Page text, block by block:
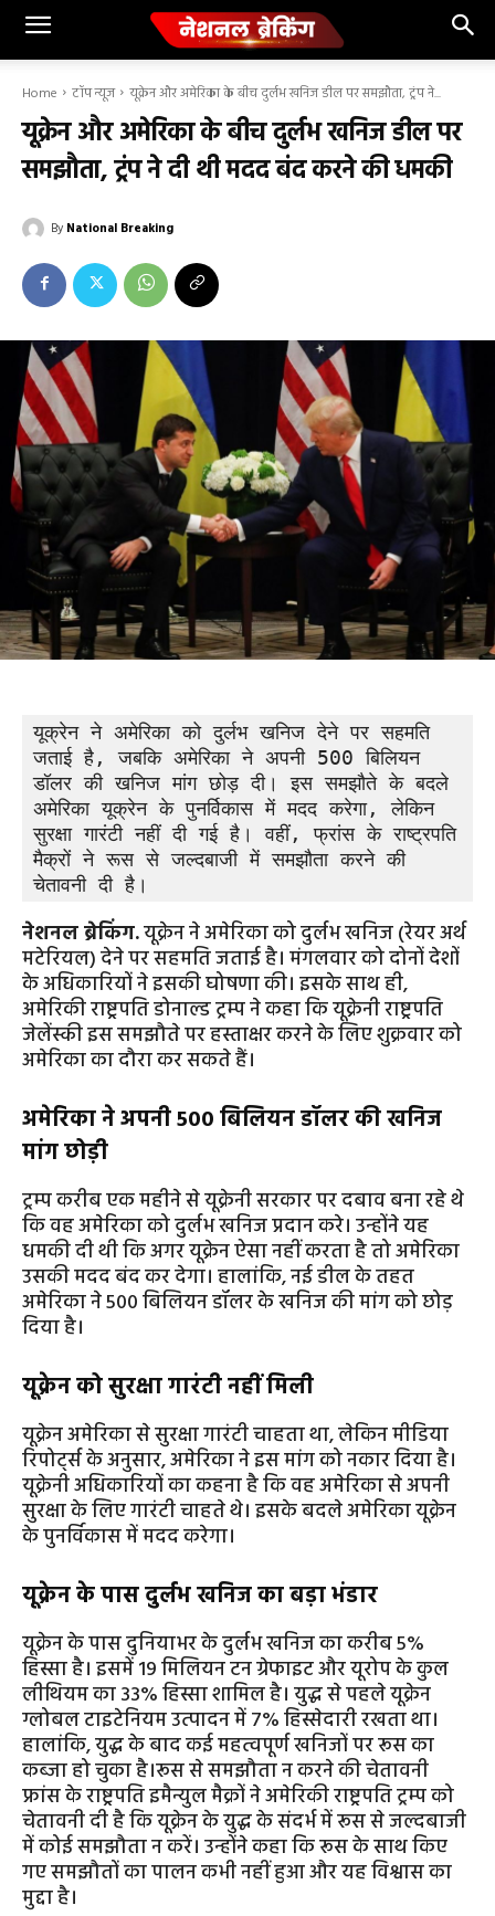
Home टॉप न्यूज यूक्रेन और अमेरिका के बीच दुर्लभ खनिज डील पर समझौता, ट्रंप ने...
यूक्रेन और अमेरिका के बीच दुर्लभ खनिज डील पर
समझौता, ट्रंप ने दी थी मदद बंद करने की धमकी
By National Breaking
यूक्रेन ने अमेरिका को दुर्लभ खनिज देने पर सहमति
जताई है, जबकि अमेरिका ने अपनी 500 बिलियन
डॉलर की खनिज मांग छोड़ दी। इस समझौते के बदले
अमेरिका यूक्रेन के पुनर्विकास में मदद करेगा, लेकिन
सुरक्षा गारंटी नहीं दी गई है। वहीं, फ्रांस के राष्ट्रपति
मैक्रों ने रूस से जल्दबाजी में समझौता करने की
चेतावनी दी है।
नेशनल ब्रेकिंग.यूक्रेन ने अमेरिका को दुर्लभ खनिज (रेयर अर्थ
मटेरियल) देने पर सहमति जताई है। मंगलवार को दोनों देशों
के अधिकारियों ने इसकी घोषणा की। इसके साथ ही,
अमेरिकी राष्ट्रपति डोनाल्ड ट्रम्प ने कहा कि यूक्रेनी राष्ट्रपति
जेलेंस्की इस समझौते पर हस्ताक्षर करने के लिए शुक्रवार को
अमेरिका का दौरा कर सकते हैं।
अमेरिका ने अपनी 500 बिलियन डॉलर की खनिज
मांग छोड़ी
ट्रम्प करीब एक महीने से यूक्रेनी सरकार पर दबाव बना रहे थे
कि वह अमेरिका को दुर्लभ खनिज प्रदान करे। उन्होंने यह
धमकी दी थी कि अगर यूक्रेन ऐसा नहीं करता है तो अमेरिका
उसकी मदद बंद कर देगा। हालांकि, नई डील के तहत
अमेरिका ने 500 बिलियन डॉलर के खनिज की मांग को छोड़
दिया है।
यूक्रेन को सुरक्षा गारंटी नहीं मिली
यूक्रेन अमेरिका से सुरक्षा गारंटी चाहता था, लेकिन मीडिया
रिपोर्ट्स के अनुसार, अमेरिका ने इस मांग को नकार दिया है।
यूक्रेनी अधिकारियों का कहना है कि वह अमेरिका से अपनी
सुरक्षा के लिए गारंटी चाहते थे। इसके बदले अमेरिका यूक्रेन
के पुनर्विकास में मदद करेगा।
यूक्रेन के पास दुर्लभ खनिज का बड़ा भंडार
यूक्रेन के पास दुनियाभर के दुर्लभ खनिज का करीब 5%
हिस्सा है। इसमें 19 मिलियन टन ग्रेफाइट और यूरोप के कुल
लीथियम का 33% हिस्सा शामिल है। युद्ध से पहले यूक्रेन
ग्लोबल टाइटेनियम उत्पादन में 7% हिस्सेदारी रखता था।
हालांकि, युद्ध के बाद कई महत्वपूर्ण खनिजों पर रूस का
कब्जा हो चुका है।रूस से समझौता न करने की चेतावनी
फ्रांस के राष्ट्रपति इमैन्युल मैक्रों ने अमेरिकी राष्ट्रपति ट्रम्प को
चेतावनी दी है कि यूक्रेन के युद्ध के संदर्भ में रूस से जल्दबाजी
में कोई समझौता न करें। उन्होंने कहा कि रूस के साथ किए
गए समझौतों का पालन कभी नहीं हुआ और यह विश्वास का
मुद्दा है।